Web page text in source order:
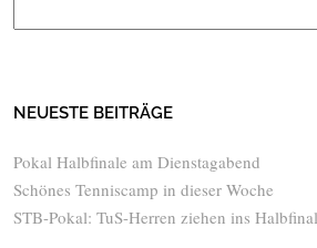
NEUESTE BEITRÄGE
Pokal Halbfinale am Dienstagabend
Schönes Tenniscamp in dieser Woche
STB-Pokal: TuS-Herren ziehen ins